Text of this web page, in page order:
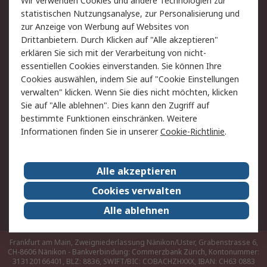
Hilfe
Rechtliches
AGB
Datenschutz
Cookie-Richtlinie
Zahlungsbedingungen
Copyright/Impressum
Über RS
Karriere bei RS
Nachhaltigkeit
Qualität/Umwelt/ZertifikatePresse-Center
Event-Center
Frankfurt am Main, Zweigniederlassung Nänikon/Uster, Grabenstrasse 6,
CH-8606 Nänikon - Bankverbindung: Commerzbank Zürich, Kontonummer:
313120166401, BLZ: 8836, SWIFT/BIC: COBACHZHXXX, IBAN: CH63 0883
statistischen Nutzungsanalyse, zur Personalisierung und
zur Anzeige von Werbung auf Websites von
Drittanbietern. Durch Klicken auf "Alle akzeptieren"
erklären Sie sich mit der Verarbeitung von nicht-
essentiellen Cookies einverstanden. Sie können Ihre
Cookies auswählen, indem Sie auf "Cookie Einstellungen
verwalten" klicken. Wenn Sie dies nicht möchten, klicken
Sie auf "Alle ablehnen". Dies kann den Zugriff auf
bestimmte Funktionen einschränken. Weitere
Informationen finden Sie in unsererCookie-Richtlinie.
Alle akzeptieren
Cookies verwalten
Alle ablehnen